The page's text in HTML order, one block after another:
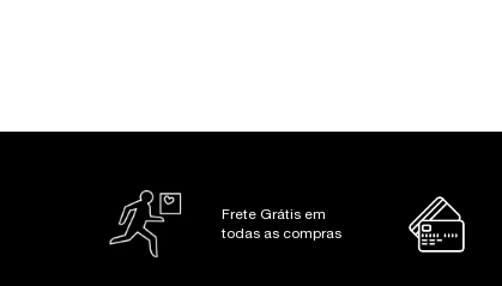
Frete Grátis em
todas as compras